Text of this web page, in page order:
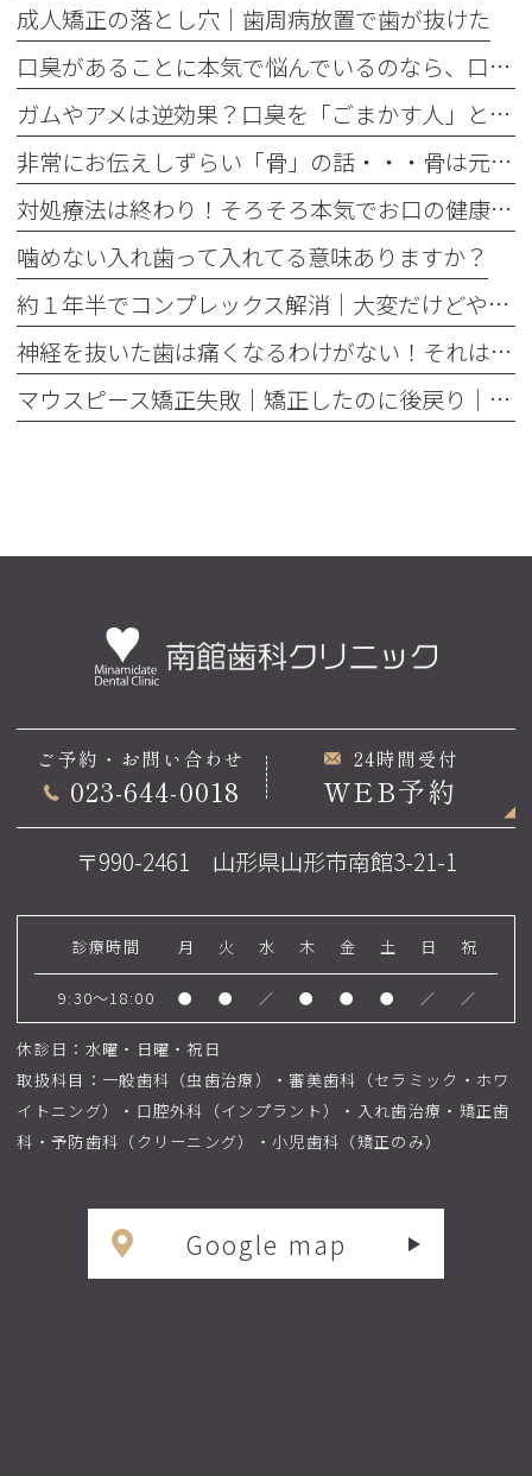
成人矯正の落とし穴｜歯周病放置で歯が抜けた
口臭があることに本気で悩んでいるのなら、口臭を本気で治そう
ガムやアメは逆効果？口臭を「ごまかす人」と「治す人」の決定的な違い
非常にお伝えしずらい「骨」の話・・・骨は元には戻せない？
対処療法は終わり！そろそろ本気でお口の健康とは何かを考えませんか
噛めない入れ歯って入れてる意味ありますか？
約１年半でコンプレックス解消｜大変だけどやって良かった歯の矯正治療
神経を抜いた歯は痛くなるわけがない！それは嘘です
マウスピース矯正失敗｜矯正したのに後戻り｜最近よく聞くけどそれってなんで？
ご予約・お問い合わせ
023-644-0018
24時間受付
WEB予約
〒990-2461 山形県山形市南館3-21-1
診療時間 月 火 水 木 金 土 日 祝
9:30～18:00 ● ● ／ ● ● ● ／ ／
休診日：水曜・日曜・祝日
取扱科目：一般歯科（虫歯治療）・審美歯科（セラミック・ホワ
イトニング）・口腔外科（インプラント）・入れ歯治療・矯正歯
科・予防歯科（クリーニング）・小児歯科（矯正のみ）
Google map